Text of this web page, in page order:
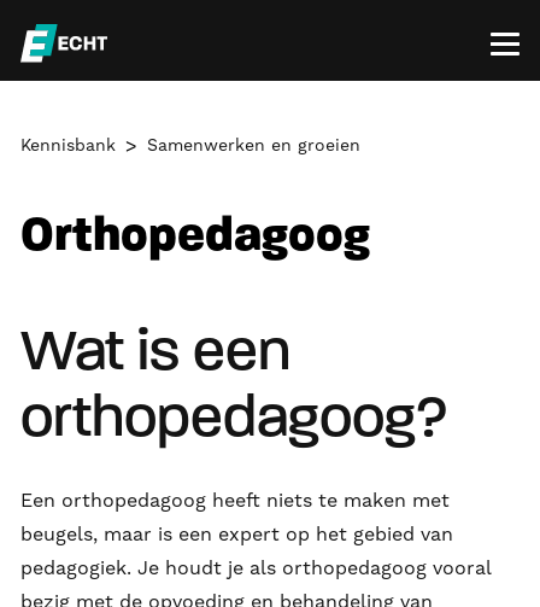
Kennisbank Samenwerken en groeien
Orthopedagoog
Wat is een
orthopedagoog?
Een orthopedagoog heeft niets te maken met
beugels, maar is een expert op het gebied van
pedagogiek. Je houdt je als orthopedagoog vooral
bezig met de opvoeding en behandeling van